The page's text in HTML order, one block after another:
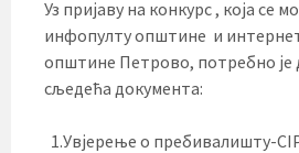
Уз пријаву на конкурс , која се
инфопулту општине и
општине Петрово, потребно је
сљедећа документа:
1.Увјерење о пребивалишту-